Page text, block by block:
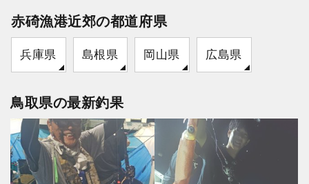
赤碕漁港近郊の都道府県
兵庫県 島根県 岡山県 広島県
鳥取県の最新釣果